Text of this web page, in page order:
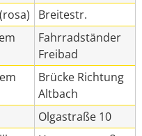
Breitestr.
Fahrradständer
Freibad
Brücke Richtung
Altbach
Olgastraße 10